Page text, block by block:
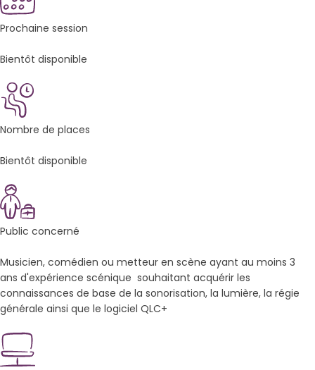
Prochaine session
Bientôt disponible
Nombre de places
Bientôt disponible
Public concerné
Musicien, comédien ou metteur en scène ayant au moins 3
ans d'expérience scénique souhaitant acquérir les
connaissances de base de la sonorisation, la lumière, la régie
générale ainsi que le logiciel QLC+